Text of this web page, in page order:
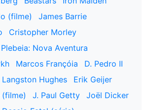
(filme)
James Barrie
Cristopher Morley
Nova Aventura
Marcos Françóia
D. Pedro II
Langston Hughes
Erik Geijer
(filme)
J. Paul Getty
Joël Dicker